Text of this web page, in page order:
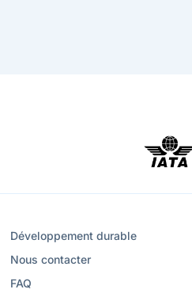
Développement durable
Nous contacter
FAQ